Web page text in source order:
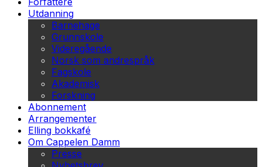
Utdanning
Barnehage
Grunnskole
Videregående
Norsk som andrespråk
Fagskole
Akademisk
Forskning
Abonnement
Arrangementer
Elling bokkafé
Om Cappelen Damm
Presse